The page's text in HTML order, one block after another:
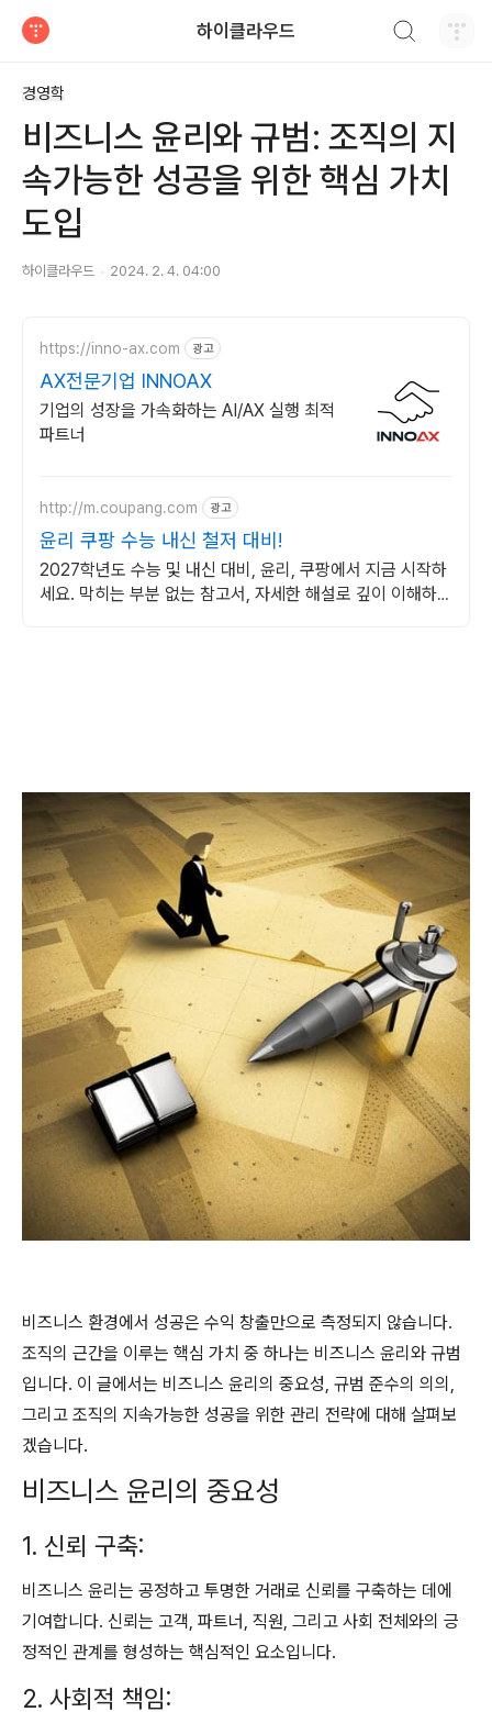
하이클라우드
경영학
비즈니스 윤리와 규범: 조직의 지
속가능한 성공을 위한 핵심 가치
도입
하이클라우드 2024. 2. 4. 04:00
https://inno-ax.com 광고
AX전문기업 INNOAX
기업의 성장을 가속화하는 AI/AX 실행 최적
파트너
http://m.coupang.com 광고
윤리 쿠팡 수능 내신 철저 대비!
2027학년도 수능 및 내신 대비, 윤리, 쿠팡에서 지금 시작하
세요. 막히는 부분 없는 참고서, 자세한 해설로 깊이 이해하세
비즈니스 환경에서 성공은 수익 창출만으로 측정되지 않습니다.
조직의 근간을 이루는 핵심 가치 중 하나는 비즈니스 윤리와 규범
입니다. 이 글에서는 비즈니스 윤리의 중요성, 규범 준수의 의의,
그리고 조직의 지속가능한 성공을 위한 관리 전략에 대해 살펴보
겠습니다.
비즈니스 윤리의 중요성
1. 신뢰 구축:
비즈니스 윤리는 공정하고 투명한 거래로 신뢰를 구축하는 데에
기여합니다. 신뢰는 고객, 파트너, 직원, 그리고 사회 전체와의 긍
정적인 관계를 형성하는 핵심적인 요소입니다.
2. 사회적 책임: